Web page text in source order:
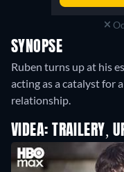
SYNOPSE
Ruben turns up at his
acting as a catalyst for
relationship.
VIDEA: TRAILERY,